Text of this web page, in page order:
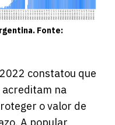
Fonte:
constatou que
na
o valor de